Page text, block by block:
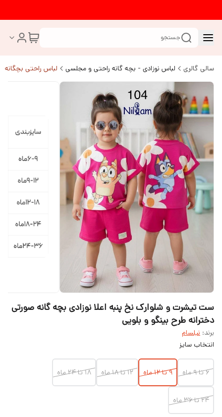
جستجو
سالی گالری لباس نوزادی - بچه گانه راحتی و مجلسی لباس راحتی بچگانه
ست تیشرت و شلوارک نخ پنبه اعلا نوزادی بچه گانه صورتی
دخترانه طرح بینگو و بلویی
برند: نیلسام
انتخاب سایز
۶ تا ۹ ماه ۹ تا ۱۲ ماه ۱۲ تا ۱۸ ماه ۱۸ تا ۲۴ ماه
۲۴ تا ۳۶ ماه